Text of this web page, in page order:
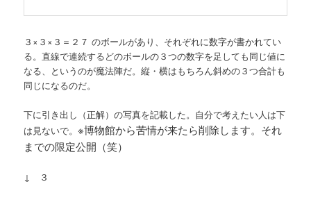
３×３×３＝２７ のボールがあり、それぞれに数字が書かれてい
る。直線で連続するどのボールの３つの数字を足しても同じ値に
なる、というのが魔法陣だ。縦・横はもちろん斜めの３つ合計も
同じになるのだ。
下に引き出し（正解）の写真を記載した。自分で考えたい人は下
は見ないで。※博物館から苦情が来たら削除します。それ
までの限定公開（笑）
↓ ３